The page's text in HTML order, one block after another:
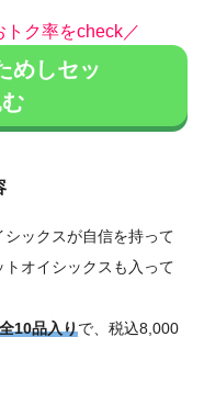
トク率をcheck／
めしセッ
ックスが自信を持って
オイシックスも入って
10品入りで、税込8,000